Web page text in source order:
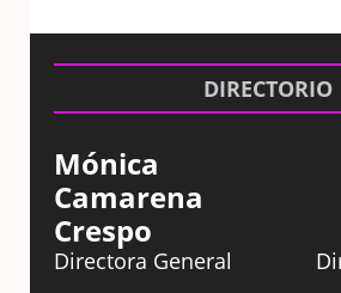
DIRECTORIO
Mónica
Camarena
Crespo
Directora General